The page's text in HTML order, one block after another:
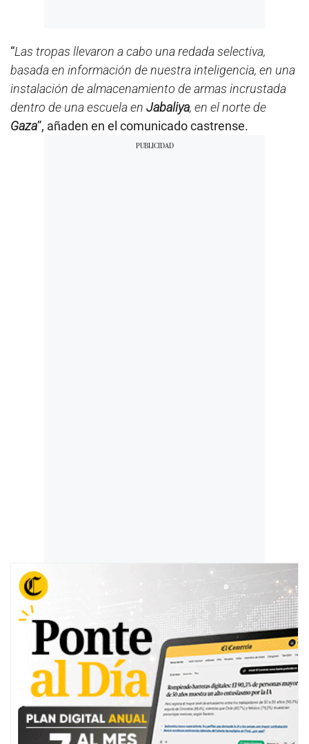
“Las tropas llevaron a cabo una redada selectiva,
basada en información de nuestra inteligencia, en una
instalación de almacenamiento de armas incrustada
dentro de una escuela en Jabaliya, en el norte de
Gaza”, añaden en el comunicado castrense.